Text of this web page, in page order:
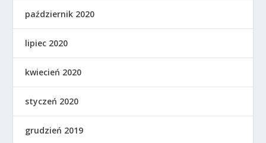
październik 2020
lipiec 2020
kwiecień 2020
styczeń 2020
grudzień 2019